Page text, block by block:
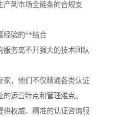
产到市场全链条的合规支
经验的**结合
服务离不开强大的技术团队
家，他们不仅精通各类认证
运营特点和管理难点。
供权威、精准的认证咨询服